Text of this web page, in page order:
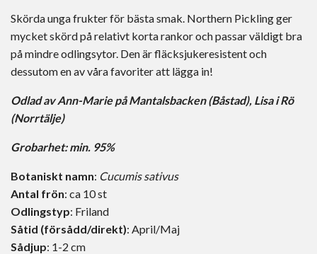
Skörda unga frukter för bästa smak. Northern Pickling ger
mycket skörd på relativt korta rankor och passar väldigt bra
på mindre odlingsytor. Den är fläcksjukeresistent och
dessutom en av våra favoriter att lägga in!
Odlad avAnn-Marie på Mantalsbacken (Båstad), Lisa i Rö
(Norrtälje)
Grobarhet: min. 95%
Botaniskt namn: Cucumis sativus
Antal frön: ca 10 st
Odlingstyp: Friland
Såtid (försådd/direkt): April/Maj
Sådjup: 1-2 cm